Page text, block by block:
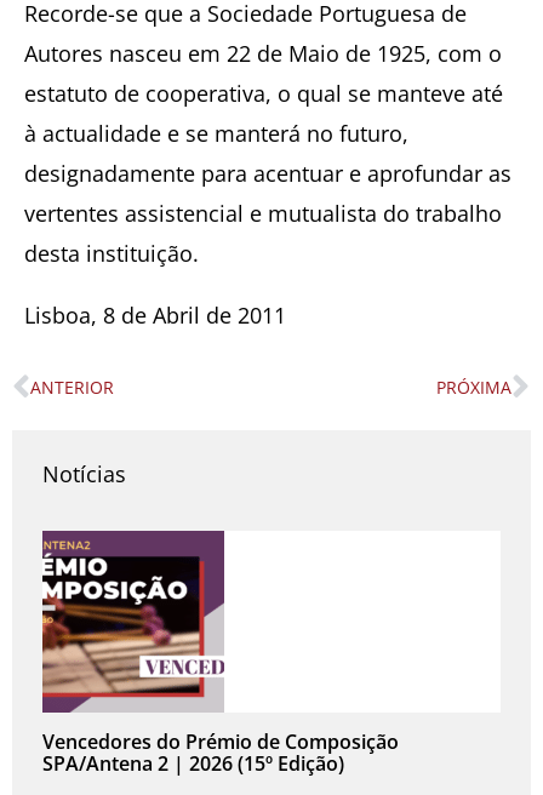
Recorde-se que a Sociedade Portuguesa de
Autores nasceu em 22 de Maio de 1925, com o
estatuto de cooperativa, o qual se manteve até
à actualidade e se manterá no futuro,
designadamente para acentuar e aprofundar as
vertentes assistencial e mutualista do trabalho
desta instituição.
Lisboa, 8 de Abril de 2011
Prev
ANTERIOR PRÓXIMA
Notícias
Vencedores do Prémio de Composição
SPA/Antena 2 | 2026 (15º Edição)